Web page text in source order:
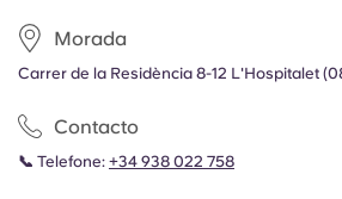
Morada
Carrer de la Residència 8-12 L'Hospitalet
Contacto
📞 Telefone: +34 938 022 758